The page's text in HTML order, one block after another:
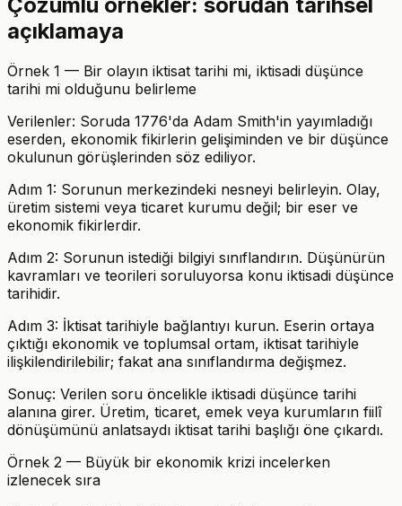
açıklamaya
Örnek 1 — Bir olayın iktisat tarihi mi, iktisadi düşünce
tarihi mi olduğunu belirleme
Verilenler: Soruda 1776'da Adam Smith'in yayımladığı
eserden, ekonomik fikirlerin gelişiminden ve bir düşünce
okulunun görüşlerinden söz ediliyor.
Adım 1: Sorunun merkezindeki nesneyi belirleyin. Olay,
üretim sistemi veya ticaret kurumu değil; bir eser ve
ekonomik fikirlerdir.
Adım 2: Sorunun istediği bilgiyi sınıflandırın. Düşünürün
kavramları ve teorileri soruluyorsa konu iktisadi düşünce
tarihidir.
Adım 3: İktisat tarihiyle bağlantıyı kurun. Eserin ortaya
çıktığı ekonomik ve toplumsal ortam, iktisat tarihiyle
ilişkilendirilebilir; fakat ana sınıflandırma değişmez.
Sonuç: Verilen soru öncelikle iktisadi düşünce tarihi
alanına girer. Üretim, ticaret, emek veya kurumların fiilî
dönüşümünü anlatsaydı iktisat tarihi başlığı öne çıkardı.
Örnek 2 — Büyük bir ekonomik krizi incelerken
izlenecek sıra